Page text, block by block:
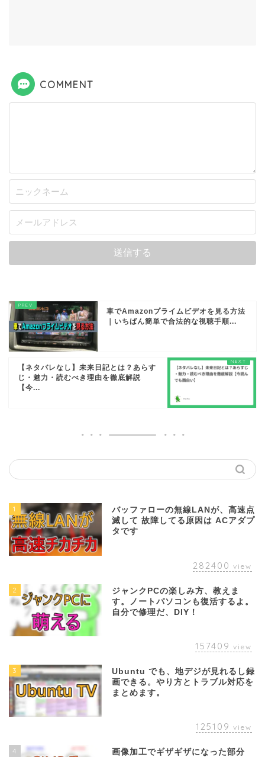
COMMENT
車でAmazonプライムビデオを見る方法
｜いちばん簡単で合法的な視聴手順...
【ネタバレなし】未来日記とは？あらす
じ・魅力・読むべき理由を徹底解説
【今...
1
バッファローの無線LANが、高速点
滅して 故障してる原因は ACアダプ
タです
282400 view
2
ジャンクPCの楽しみ方、教えま
す。ノートパソコンも復活するよ。
自分で修理だ、DIY！
157409 view
3
Ubuntu でも、地デジが見れるし録
画できる。やり方とトラブル対応を
まとめます。
125109 view
4
画像加工でギザギザになった部分